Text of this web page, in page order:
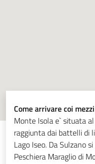
Come arrivare coi
Monte Isola e` situata
raggiunta dai battelli di
Lago Iseo. Da Sulzano
Peschiera Maraglio di